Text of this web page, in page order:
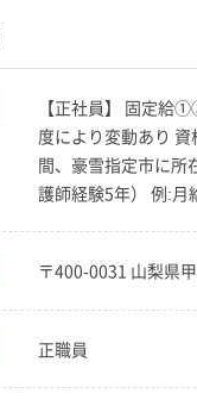
【正社員】 固定
度により変動あり
間、豪雪指定市に所
護師経験5年） 例:月
〒400-0031 山梨県
正職員